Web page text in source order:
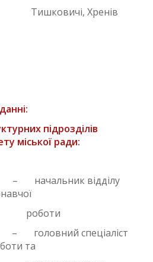
Хренів
підрозділів
міської ради:
начальник відділу
головний спеціаліст
та